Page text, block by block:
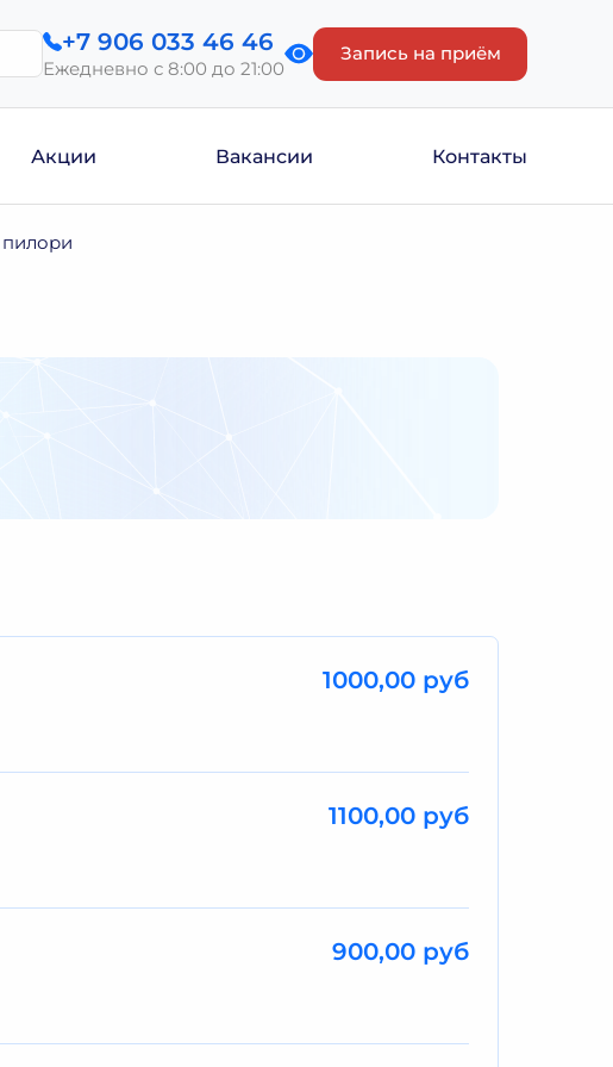
+7 906 033 46 46
Ежедневно с 8:00 до 21:00
Запись на приём
Акции Вакансии Контакты
1000,00 руб
1100,00 руб
900,00 руб